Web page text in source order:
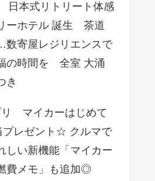
日本式リトリート体感
ーホテル 誕生 茶道
寄屋レジリエンスで
の時間を 全室 大涌
き
リ マイカーはじめて
プレゼント☆ クルマで
しい新機能「マイカー
費メモ」も追加◎